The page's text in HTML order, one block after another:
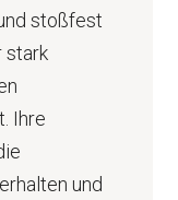
stoßfest
stark
Ihre
und